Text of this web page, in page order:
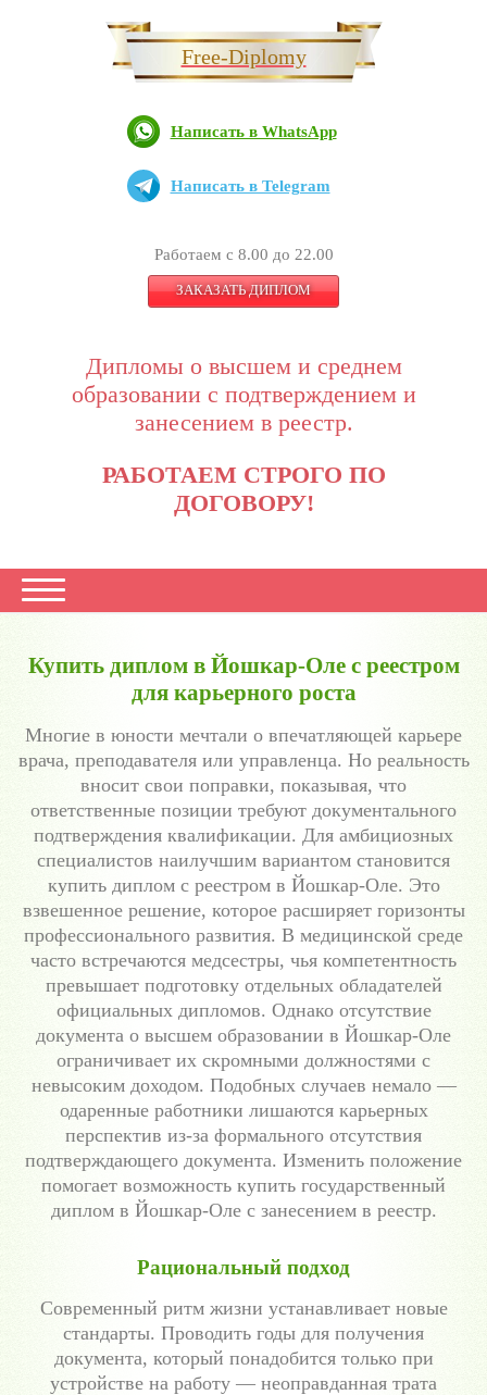
Free-Diplomy
Написать в WhatsApp
Написать в Telegram
Работаем с 8.00 до 22.00
ЗАКАЗАТЬ ДИПЛОМ
Дипломы о высшем и среднем
образовании с подтверждением и
занесением в реестр.
РАБОТАЕМ СТРОГО ПО
ДОГОВОРУ!
Купить диплом в Йошкар-Оле с реестром
для карьерного роста
Многие в юности мечтали о впечатляющей карьере
врача, преподавателя или управленца. Но реальность
вносит свои поправки, показывая, что
ответственные позиции требуют документального
подтверждения квалификации. Для амбициозных
специалистов наилучшим вариантом становится
купить диплом с реестром в Йошкар-Оле. Это
взвешенное решение, которое расширяет горизонты
профессионального развития. В медицинской среде
часто встречаются медсестры, чья компетентность
превышает подготовку отдельных обладателей
официальных дипломов. Однако отсутствие
документа о высшем образовании в Йошкар-Оле
ограничивает их скромными должностями с
невысоким доходом. Подобных случаев немало —
одаренные работники лишаются карьерных
перспектив из-за формального отсутствия
подтверждающего документа. Изменить положение
помогает возможность купить государственный
диплом в Йошкар-Оле с занесением в реестр.
Рациональный подход
Современный ритм жизни устанавливает новые
стандарты. Проводить годы для получения
документа, который понадобится только при
устройстве на работу — неоправданная трата